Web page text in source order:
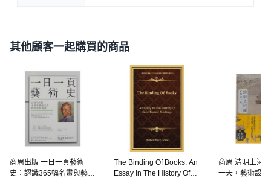
其他顧客一起購買的商品
商周出版 一日一頁藝術
史：認識365幅名畫與藝術
The Binding Of Books: An
Essay In The History Of
商周 清明上河
一天，藝術設計